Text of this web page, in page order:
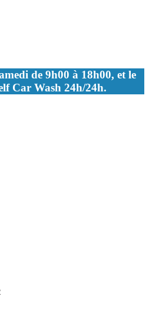
de 9h00 à 18h00, et le
Car Wash 24h/24h.